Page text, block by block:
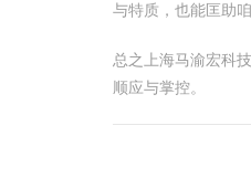
与特质，也能匡助
总之上海马渝宏科
顺应与掌控。